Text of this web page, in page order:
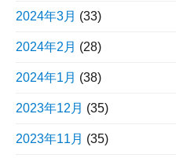
2024年3月 (33)
2024年2月 (28)
2024年1月 (38)
2023年12月 (35)
2023年11月 (35)